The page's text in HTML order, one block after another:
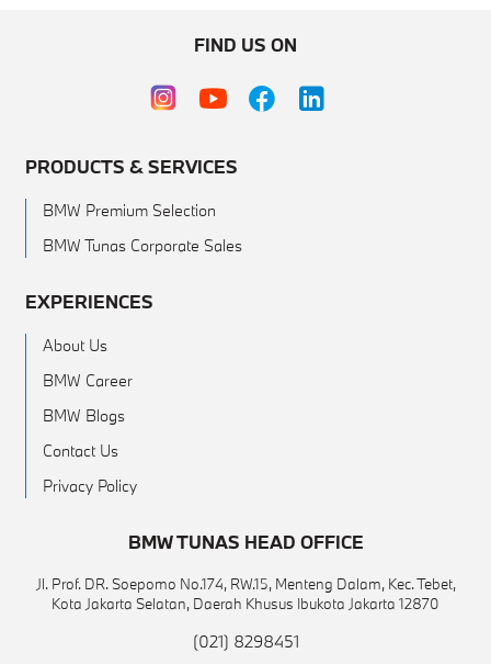
FIND US ON
PRODUCTS & SERVICES
BMW Premium Selection
BMW Tunas Corporate Sales
EXPERIENCES
About Us
BMW Career
BMW Blogs
Contact Us
Privacy Policy
BMW TUNAS HEAD OFFICE
Jl. Prof. DR. Soepomo No.174, RW.15, Menteng Dalam, Kec. Tebet,
Kota Jakarta Selatan, Daerah Khusus Ibukota Jakarta 12870
(021) 8298451